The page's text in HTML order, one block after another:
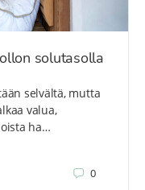
solutasolla
selvältä, mutta
valua,
ha…
0